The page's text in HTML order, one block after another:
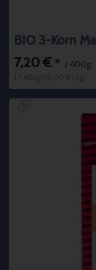
BIO 3-Korn
7,20 € * / 400g